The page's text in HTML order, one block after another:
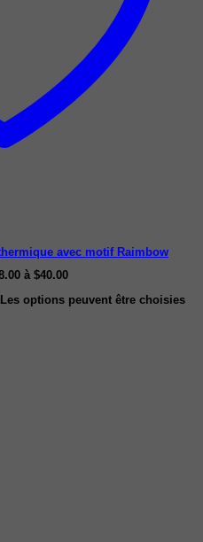
avec motif Raimbow
à $40.00
options peuvent être choisies